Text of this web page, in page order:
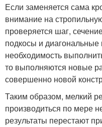
Если заменяется сама
внимание на
проверяется шаг,
подкосы и диагональные
необходимость
то выполняются новые
совершенно новой
Таким образом, мелкий
производиться по мере
результаты перестают